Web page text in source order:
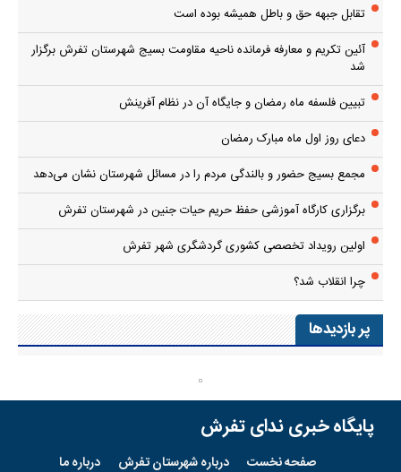
تقابل جبهه حق و باطل همیشه بوده است
آئین تکریم و معارفه فرمانده ناحیه مقاومت بسیج شهرستان تفرش برگزار
شد
تبیین فلسفه ماه رمضان و جایگاه آن در نظام آفرینش
دعای روز اول ماه مبارک رمضان
مجمع بسیج حضور و بالندگی مردم را در مسائل شهرستان نشان می‌دهد
برگزاری کارگاه آموزشی حفظ حریم حیات جنین در شهرستان تفرش
اولین رویداد تخصصی کشوری گردشگری شهر تفرش
چرا انقلاب شد؟
پر بازدیدها
پایگاه خبری ندای تفرش
صفحه نخست درباره شهرستان تفرش درباره ما